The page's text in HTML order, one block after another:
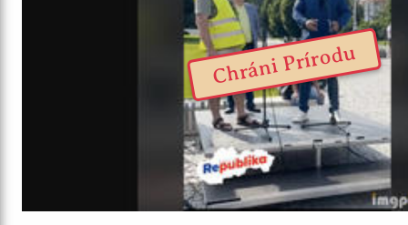
Chráni Prírodu